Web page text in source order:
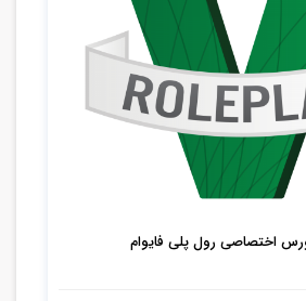
اختصاصی رول پلی فایوام